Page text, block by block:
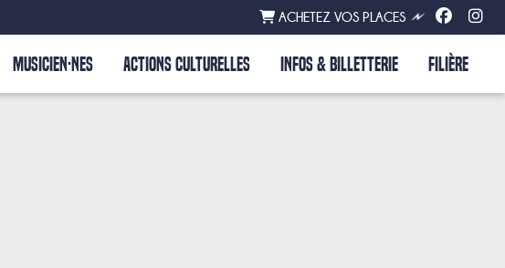
ACHETEZ VOS PLACES
MUSICIEN·NES ACTIONS CULTURELLES INFOS & BILLETTERIE FILIÈRE